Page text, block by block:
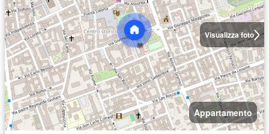
Visualizza foto
Appartamento